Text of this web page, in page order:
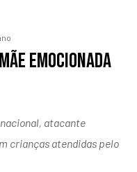
emocionada
atacante
crianças atendidas pelo